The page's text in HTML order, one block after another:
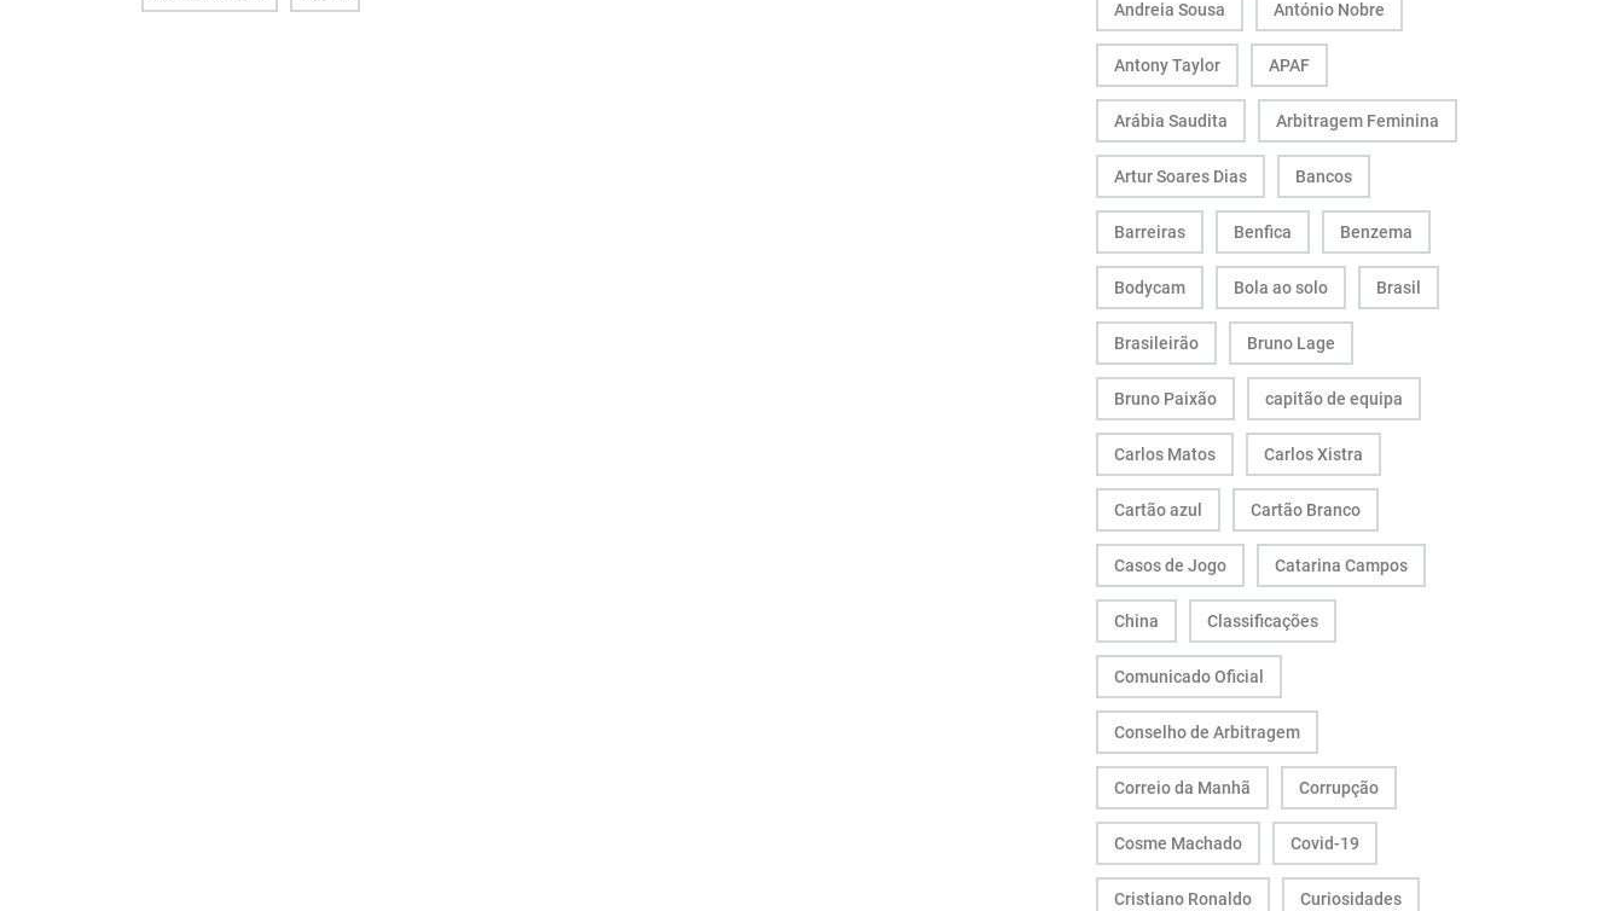
Andreia Sousa António Nobre
Antony Taylor APAF
Arábia Saudita Arbitragem Feminina
Artur Soares Dias Bancos
Barreiras Benfica Benzema
Bodycam Bola ao solo Brasil
Brasileirão Bruno Lage
Bruno Paixão capitão de equipa
Carlos Matos Carlos Xistra
Cartão azul Cartão Branco
Casos de Jogo Catarina Campos
China Classificações
Comunicado Oficial
Conselho de Arbitragem
Correio da Manhã Corrupção
Cosme Machado Covid-19
Cristiano Ronaldo Curiosidades